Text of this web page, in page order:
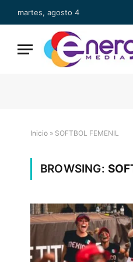
martes, agosto 4
Inicio » SOFTBOL FEMENIL
BROWSING: